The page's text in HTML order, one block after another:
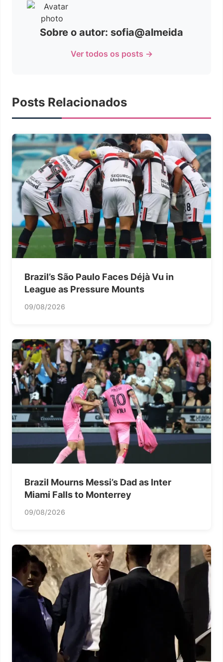
Sobre o autor: sofia@almeida
Ver todos os posts →
Posts Relacionados
Brazil’s São Paulo Faces Déjà Vu in
League as Pressure Mounts
09/08/2026
Brazil Mourns Messi’s Dad as Inter
Miami Falls to Monterrey
09/08/2026